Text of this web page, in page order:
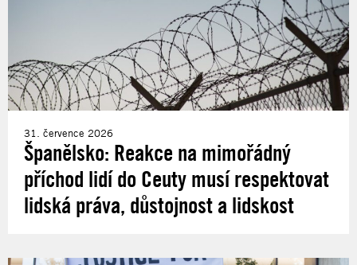
31. července 2026
Španělsko: Reakce na mimořádný
příchod lidí do Ceuty musí respektovat
lidská práva, důstojnost a lidskost